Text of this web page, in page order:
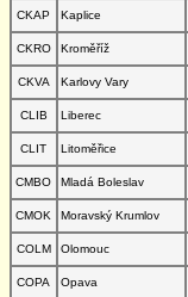
CKAP
Kaplice
CKRO
Kroměříž
CKVA
Karlovy Vary
CLIB
Liberec
CLIT
Litoměřice
CMBO
Mladá Boleslav
CMOK
Moravský Krumlov
COLM
Olomouc
COPA
Opava